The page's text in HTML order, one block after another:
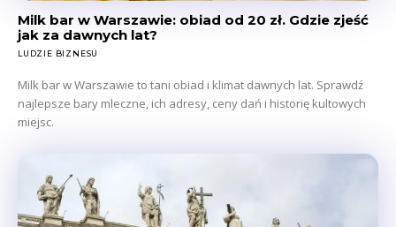
Milk bar w Warszawie: obiad od 20 zł. Gdzie zjeść
jak za dawnych lat?
LUDZIE BIZNESU
Milk bar w Warszawie to tani obiad i klimat dawnych lat. Sprawdź
najlepsze bary mleczne, ich adresy, ceny dań i historię kultowych
miejsc.